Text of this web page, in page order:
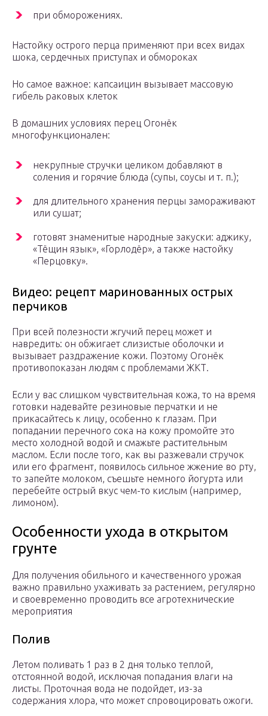
при обморожениях.
Настойку острого перца применяют при всех видах
шока, сердечных приступах и обмороках
Но самое важное: капсаицин вызывает массовую
гибель раковых клеток
В домашних условиях перец Огонёк
многофункционален:
некрупные стручки целиком добавляют в
соления и горячие блюда (супы, соусы и т. п.);
для длительного хранения перцы замораживают
или сушат;
готовят знаменитые народные закуски: аджику,
«Тёщин язык», «Горлодёр», а также настойку
«Перцовку».
Видео: рецепт маринованных острых
перчиков
При всей полезности жгучий перец может и
навредить: он обжигает слизистые оболочки и
вызывает раздражение кожи. Поэтому Огонёк
противопоказан людям с проблемами ЖКТ.
Если у вас слишком чувствительная кожа, то на время
готовки надевайте резиновые перчатки и не
прикасайтесь к лицу, особенно к глазам. При
попадании перечного сока на кожу промойте это
место холодной водой и смажьте растительным
маслом. Если после того, как вы разжевали стручок
или его фрагмент, появилось сильное жжение во рту,
то запейте молоком, съешьте немного йогурта или
перебейте острый вкус чем-то кислым (например,
лимоном).
Особенности ухода в открытом
грунте
Для получения обильного и качественного урожая
важно правильно ухаживать за растением, регулярно
и своевременно проводить все агротехнические
мероприятия
Полив
Летом поливать 1 раз в 2 дня только теплой,
отстоянной водой, исключая попадания влаги на
листы. Проточная вода не подойдет, из-за
содержания хлора, что может спровоцировать ожоги.